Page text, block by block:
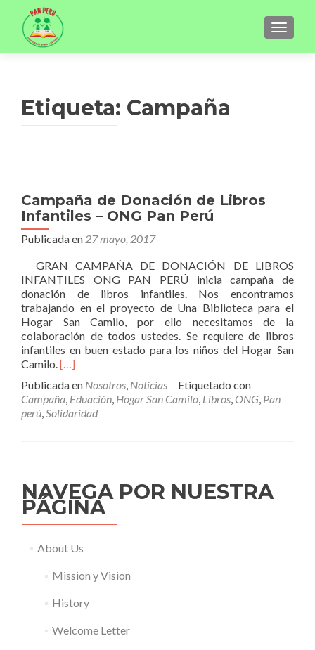
Etiqueta: Campaña
Campaña de Donación de Libros
Infantiles – ONG Pan Perú
Publicada en 27 mayo, 2017
GRAN CAMPAÑA DE DONACIÓN DE LIBROS
INFANTILES ONG PAN PERÚ inicia campaña de
donación de libros infantiles. Nos encontramos
trabajando en el proyecto de Una Biblioteca para el
Hogar San Camilo, por ello necesitamos de la
colaboración de todos ustedes. Se requiere de libros
infantiles en buen estado para los niños del Hogar San
Camilo.Leer
de
Donación
de
Pan
Perú
[…]
Publicada en Nosotros, Noticias
Etiquetado con
Campaña, Eduación, Hogar San Camilo, Libros, ONG, Pan
perú,Solidaridad
NAVEGA POR NUESTRA
PÁGINA
About Us
Mission y Vision
History
Welcome Letter